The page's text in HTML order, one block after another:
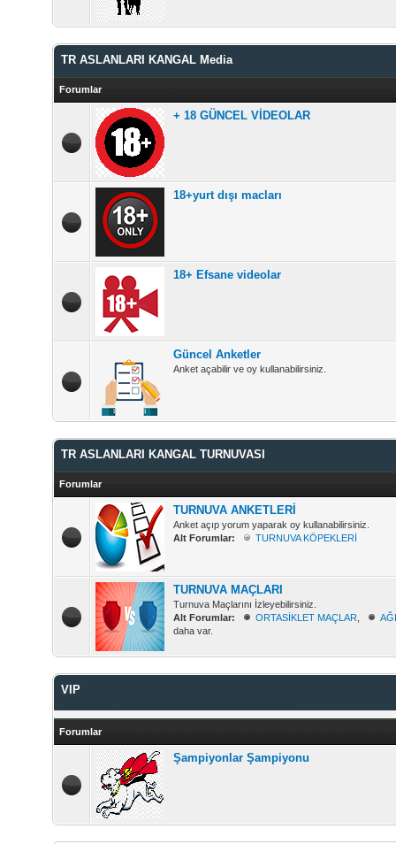
TR ASLANLARI KANGAL Media
Forumlar
+ 18 GÜNCEL VİDEOLAR
18+yurt dışı macları
18+ Efsane videolar
Güncel Anketler
Anket açabilir ve oy kullanabilirsiniz.
TR ASLANLARI KANGAL TURNUVASI
Forumlar
TURNUVA ANKETLERİ
Anket açıp yorum yaparak oy kullanabilirsiniz.
Alt Forumlar:
TURNUVA KÖPEKLERİ
TURNUVA MAÇLARI
Turnuva Maçlarını İzleyebilirsiniz.
Alt Forumlar:
ORTASİKLET MAÇLAR
daha var.
VIP
Forumlar
Şampiyonlar Şampiyonu